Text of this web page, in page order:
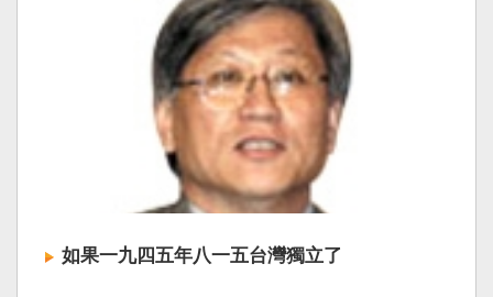
如果一九四五年八一五台灣獨立了